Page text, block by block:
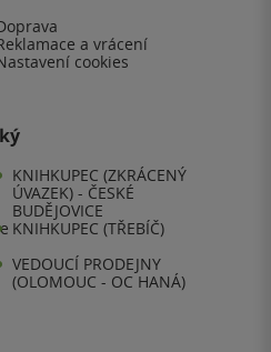
a vrácení
cookies
KNIHKUPEC (ZKRÁCENÝ
ÚVAZEK) - ČESKÉ
BUDĚJOVICE
KNIHKUPEC (TŘEBÍČ)
VEDOUCÍ PRODEJNY
(OLOMOUC - OC HANÁ)